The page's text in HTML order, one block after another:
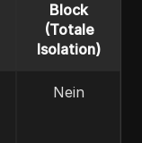
Block
(Totale
Isolation)
Nein